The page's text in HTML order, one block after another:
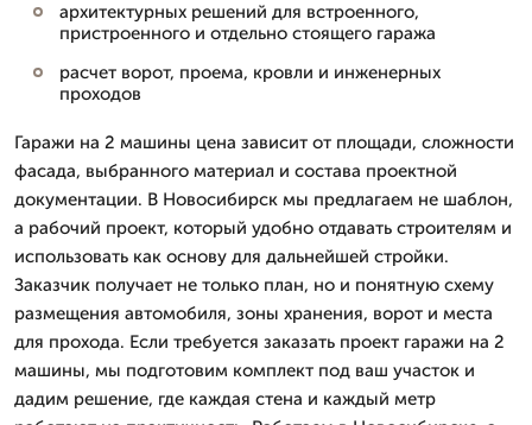
архитектурных решений для встроенного,
пристроенного и отдельно стоящего гаража
расчет ворот, проема, кровли и инженерных
проходов
Гаражи на 2 машины цена зависит от площади, сложности
фасада, выбранного материал и состава проектной
документации. В Новосибирск мы предлагаем не шаблон,
а рабочий проект, который удобно отдавать строителям и
использовать как основу для дальнейшей стройки.
Заказчик получает не только план, но и понятную схему
размещения автомобиля, зоны хранения, ворот и места
для прохода. Если требуется заказать проект гаражи на 2
машины, мы подготовим комплект под ваш участок и
дадим решение, где каждая стена и каждый метр